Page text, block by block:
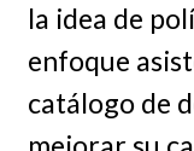
la idea de
enfoque
catálogo de